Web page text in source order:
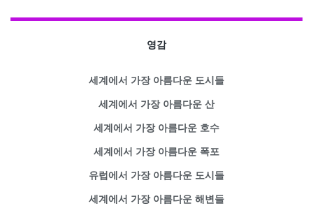
영감
세계에서 가장 아름다운 도시들
세계에서 가장 아름다운 산
세계에서 가장 아름다운 호수
세계에서 가장 아름다운 폭포
유럽에서 가장 아름다운 도시들
세계에서 가장 아름다운 해변들